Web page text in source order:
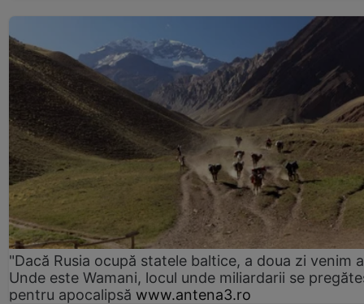
"Dacă Rusia ocupă statele baltice, a doua zi venim
Unde este Wamani, locul unde miliardarii se
pentru apocalipsă www.antena3.ro